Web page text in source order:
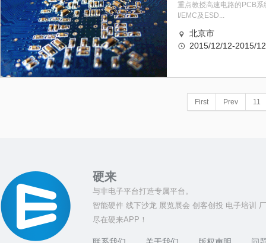
重点教授高速电路的PCB系
I/EMC及ESD...
北京市
2015/12/12-2015/
First Prev 11
硬来
与非电子平台打造专属平台。
智能硬件 线下沙龙 展览展会 创客创投 电子培训
尽在硬来APP！